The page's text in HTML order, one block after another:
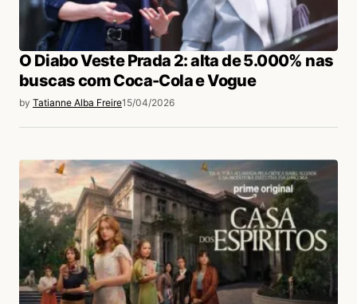
O Diabo Veste Prada 2: alta de 5.000% nas
buscas com Coca-Cola e Vogue
by Tatianne Alba Freire15/04/2026